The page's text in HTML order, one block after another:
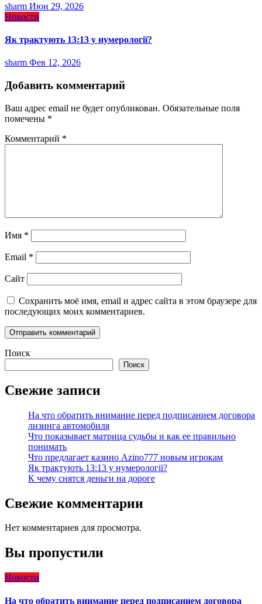
sharm Июн 29, 2026
Новости
Як трактують 13:13 у нумерології?
sharm Фев 12, 2026
Добавить комментарий
Ваш адрес email не будет опубликован. Обязательные поля
помечены *
Комментарий *
Имя *
Email *
Сайт
Сохранить моё имя, email и адрес сайта в этом браузере для
последующих моих комментариев.
Поиск
Поиск
Свежие записи
На что обратить внимание перед подписанием договора
лизинга автомобиля
Что показывает матрица судьбы и как ее правильно
понимать
Что предлагает казино Azino777 новым игрокам
Як трактують 13:13 у нумерології?
К чему снятся деньги на дороге
Свежие комментарии
Нет комментариев для просмотра.
Вы пропустили
Новости
На что обратить внимание перед подписанием договора